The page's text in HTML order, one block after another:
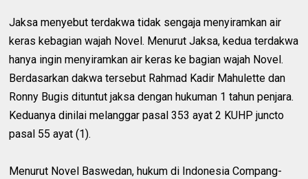
Jaksa menyebut terdakwa tidak sengaja menyiramkan air
keras kebagian wajah Novel. Menurut Jaksa, kedua terdakwa
hanya ingin menyiramkan air keras ke bagian wajah Novel.
Berdasarkan dakwa tersebut Rahmad Kadir Mahulette dan
Ronny Bugis dituntut jaksa dengan hukuman 1 tahun penjara.
Keduanya dinilai melanggar pasal 353 ayat 2 KUHP juncto
pasal 55 ayat (1).
Menurut Novel Baswedan, hukum di Indonesia Compang-